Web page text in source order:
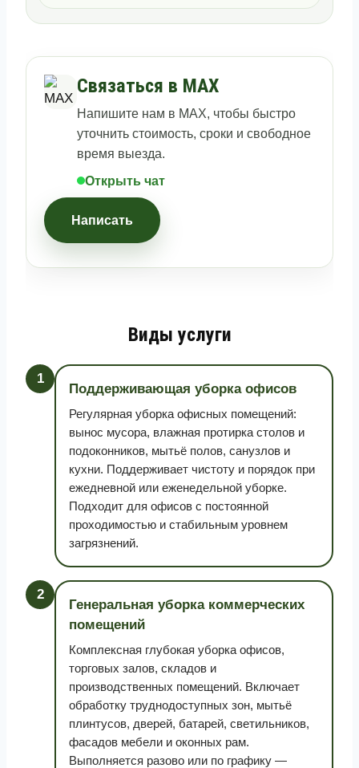
Связаться в MAX
Напишите нам в MAX, чтобы быстро
уточнить стоимость, сроки и свободное
время выезда.
Открыть чат
Написать
Виды услуги
1
Поддерживающая уборка офисов
Регулярная уборка офисных помещений:
вынос мусора, влажная протирка столов и
подоконников, мытьё полов, санузлов и
кухни. Поддерживает чистоту и порядок при
ежедневной или еженедельной уборке.
Подходит для офисов с постоянной
проходимостью и стабильным уровнем
загрязнений.
2
Генеральная уборка коммерческих
помещений
Комплексная глубокая уборка офисов,
торговых залов, складов и
производственных помещений. Включает
обработку труднодоступных зон, мытьё
плинтусов, дверей, батарей, светильников,
фасадов мебели и оконных рам.
Выполняется разово или по графику —